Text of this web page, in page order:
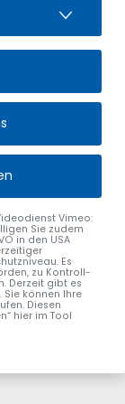
Vimeo:
Sie zudem
in den USA
Es
zu Kontroll-
Derzeit gibt es
können Ihre
Diesen
hier im Tool